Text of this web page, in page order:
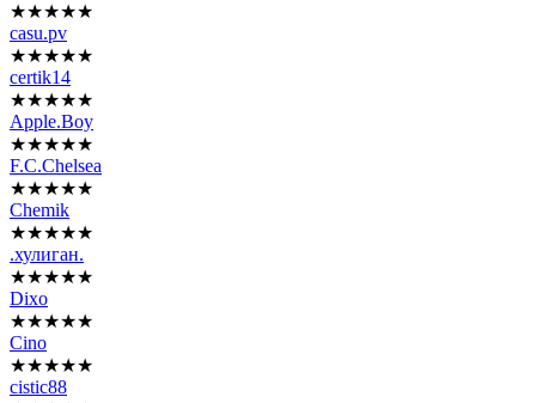
★★★★★
casu.pv
★★★★★
certik14
★★★★★
Apple.Boy
★★★★★
F.C.Chelsea
★★★★★
Chemik
★★★★★
.хулиган.
★★★★★
Dixo
★★★★★
Cino
★★★★★
cistic88